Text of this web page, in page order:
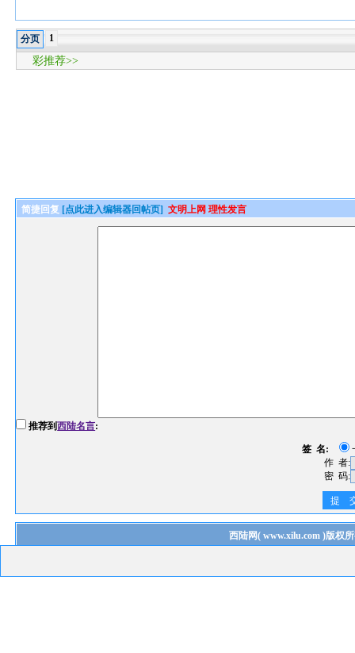
分页 1
彩推荐>>
简捷回复 [点此进入编辑器回帖页] 文明上网 理性发言
推荐到西陆名言:
签 名:
作 者:
密 码:
提
西陆网( www.xilu.com)版权